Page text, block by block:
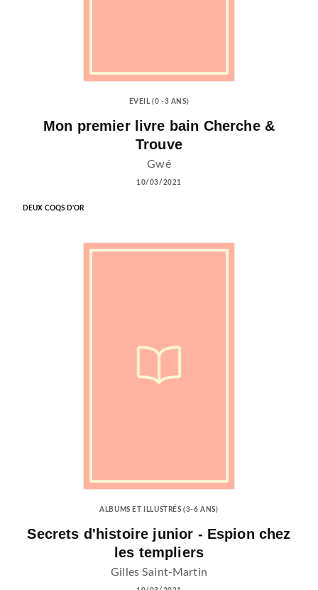
EVEIL (0 -3 ANS)
Mon premier livre bain Cherche &
Trouve
Gwé
10/03/2021
DEUX COQS D'OR
ALBUMS ET ILLUSTRÉS (3-6 ANS)
Secrets d'histoire junior - Espion chez
les templiers
Gilles Saint-Martin